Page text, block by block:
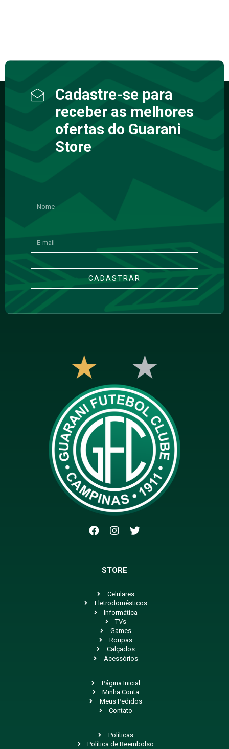
Cadastre-se para
receber as melhores
ofertas do Guarani
Store
CADASTRAR
STORE
Celulares
Eletrodomésticos
Informática
TVs
Games
Roupas
Calçados
Acessórios
Página Inicial
Minha Conta
Meus Pedidos
Contato
Políticas
Política de Reembolso